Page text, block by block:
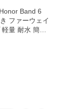
Band 6
ファーウェイ
量 耐水 簡単